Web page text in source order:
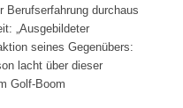
Berufserfahrung durchaus
„Ausgebildeter
seines Gegenübers:
lacht über dieser
Golf-Boom